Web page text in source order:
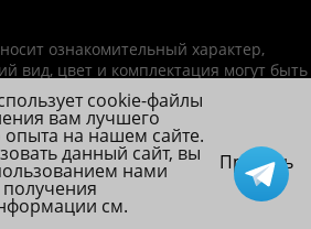
ознакомительный характер,
вид, цвет и комплектация могут быть
без уведомления.
оптовый интернет-магазин ножей, пневматики,
cookie-файлы
вам лучшего
опыта на нашем сайте.
данный сайт, вы
нами
см.
Принять